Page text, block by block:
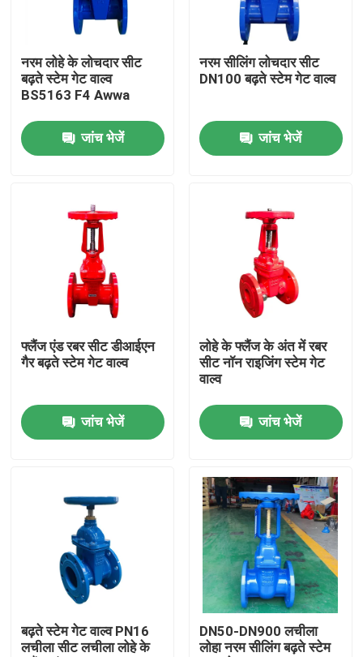
हमारे बारे में
गुणवत्ता नियंत्रण
संपर्क करें
डीआई गेट वाल्व
नरम लोहे के लोचदार सीट
बढ़ते स्टेम गेट वाल्व
BS5163 F4 Awwa
जांच भेजें
नरम सीलिंग लोचदार सीट
DN100 बढ़ते स्टेम गेट वाल्व
जांच भेजें
फ्लैंज एंड रबर सीट डीआईएन
गैर बढ़ते स्टेम गेट वाल्व
जांच भेजें
लोहे के फ्लैंज के अंत में रबर
सीट नॉन राइजिंग स्टेम गेट
वाल्व
जांच भेजें
बढ़ते स्टेम गेट वाल्व PN16
लचीला सीट लचीला लोहे के
DN50-DN900 लचीला
लोहा नरम सीलिंग बढ़ते स्टेम